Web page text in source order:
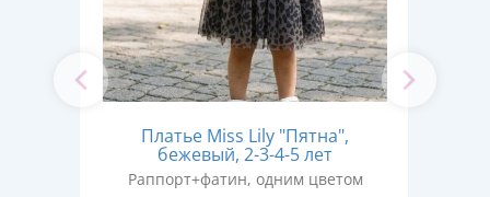
Платье Miss Lily "Пятна",
бежевый, 2-3-4-5 лет
Раппорт+фатин, одним цветом